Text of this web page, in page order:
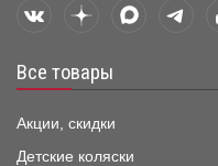
Все товары
Акции, скидки
Детские коляски